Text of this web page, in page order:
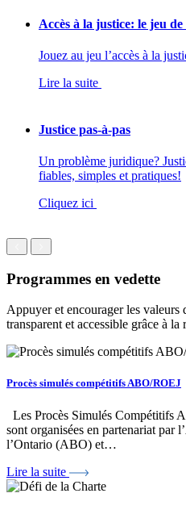
Accès à la justice: le jeu
Jouez au jeu l’accès à la
Lire la suite
Justice pas-à-pas
Un problème juridique?
fiables, simples et pratiques!
Cliquez ici
Programmes en vedette
Appuyer et encourager les valeurs
transparent et accessible grâce à la
Procès simulés compétitifs ABO/ROEJ
Les Procès Simulés Compétitifs
sont organisées en partenariat par
l’Ontario (ABO) et…
Lire la suite